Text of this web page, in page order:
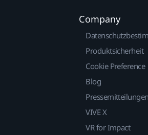
Company
Produktsicherheit
Cookie Preference
Blog
Pressemitteilungen
VIVE X
VR for Impact